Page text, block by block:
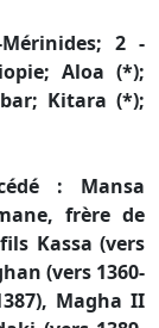
2 -
Aloa (*);
Kitara (*);
: Mansa
frère de
Kassa (vers
(vers 1360-
Magha II